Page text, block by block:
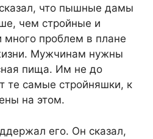
что пышные дамы
чем стройные и
проблем в плане
Мужчинам нужны
пища. Им не до
те самые стройняшки, к
на этом.
его. Он сказал,